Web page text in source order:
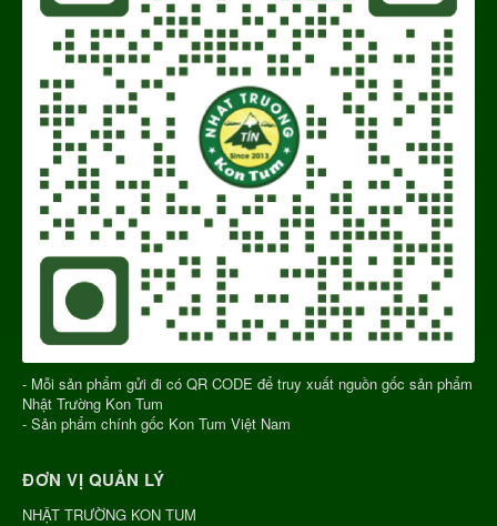
- Mỗi sản phẩm gửi đi có QR CODE để truy xuất nguồn gốc sản phẩm
Nhật Trường Kon Tum
- Sản phẩm chính gốc Kon Tum Việt Nam
ĐƠN VỊ QUẢN LÝ
NHẬT TRƯỜNG KON TUM